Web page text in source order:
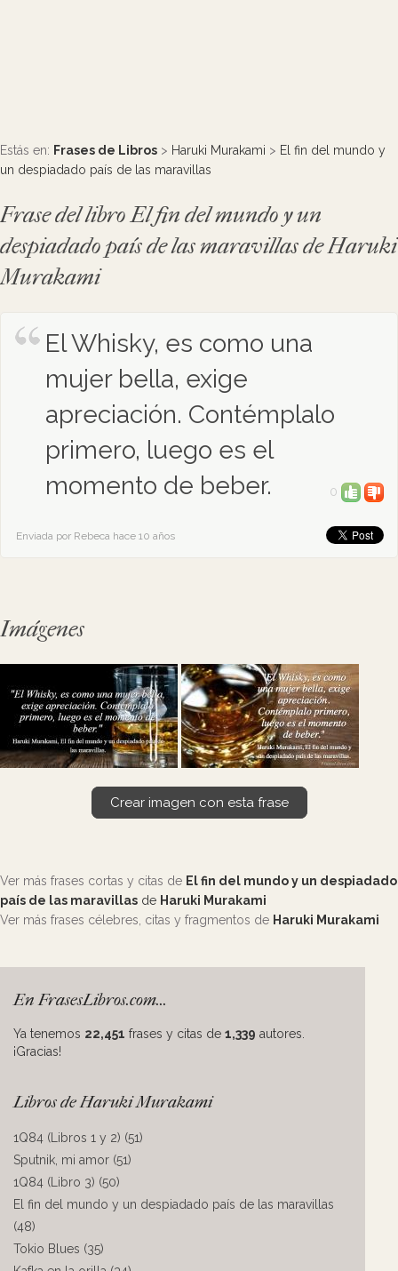
Estás en: Frases de Libros > Haruki Murakami > El fin del mundo y
un despiadado país de las maravillas
Frase del libro El fin del mundo y un
despiadado país de las maravillas de Haruki
Murakami
El Whisky, es como una
mujer bella, exige
apreciación. Contémplalo
primero, luego es el
momento de beber.
0
Enviada por Rebeca hace 10 años
Imágenes
Crear imagen con esta frase
Ver más frases cortas y citas de El fin del mundo y un despiadado
país de las maravillas de Haruki Murakami
Ver más frases célebres, citas y fragmentos de Haruki Murakami
En FrasesLibros.com...
Ya tenemos 22,451 frases y citas de 1,339 autores.
¡Gracias!
Libros de Haruki Murakami
1Q84 (Libros 1 y 2) (51)
Sputnik, mi amor (51)
1Q84 (Libro 3) (50)
El fin del mundo y un despiadado país de las maravillas
(48)
Tokio Blues (35)